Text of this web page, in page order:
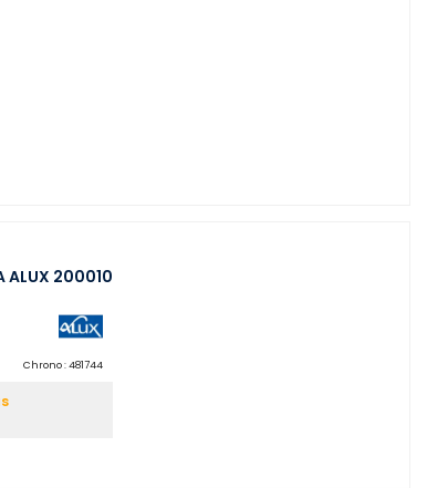
ALUX 200010
Chrono :481744